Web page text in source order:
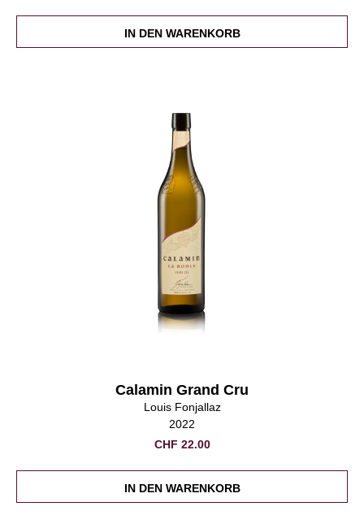
IN DEN WARENKORB
Calamin Grand Cru
Louis Fonjallaz
2022
CHF 22.00
IN DEN WARENKORB